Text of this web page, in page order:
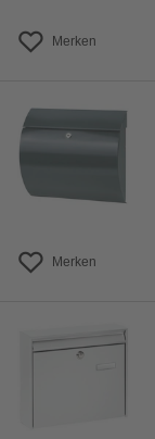
Merken
Merken